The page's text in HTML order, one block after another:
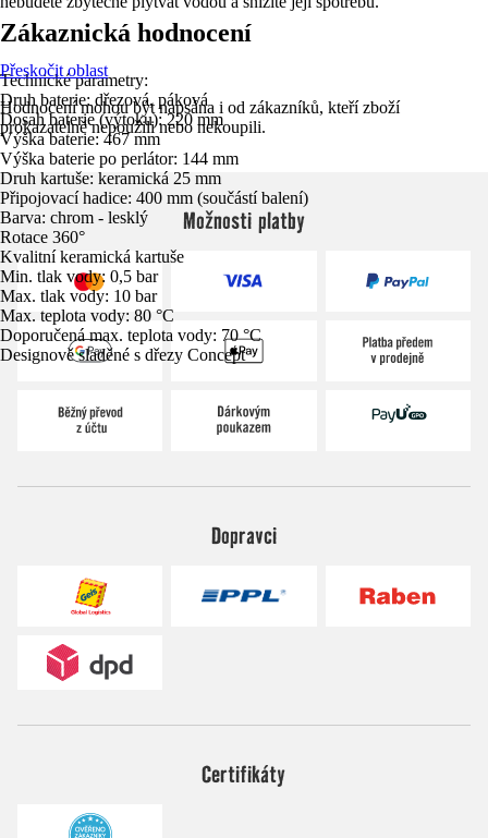
Technické parametry:
Druh baterie: dřezová, páková
Dosah baterie (výtoku): 220 mm
Výška baterie: 467 mm
Výška baterie po perlátor: 144 mm
Druh kartuše: keramická 25 mm
Připojovací hadice: 400 mm (součástí balení)
Barva: chrom - lesklý
Rotace 360°
Kvalitní keramická kartuše
Min. tlak vody: 0,5 bar
Max. tlak vody: 10 bar
Max. teplota vody: 80 °C
Doporučená max. teplota vody: 70 °C
Designově sladěné s dřezy Concept
Zákaznická hodnocení
Přeskočit oblast
Hodnocení mohou být napsána i od zákazníků, kteří zboží
prokazatelně nepoužili nebo nekoupili.
Možnosti platby
Dopravci
Certifikáty